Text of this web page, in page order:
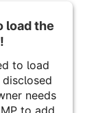
load the
to load
needs
to add